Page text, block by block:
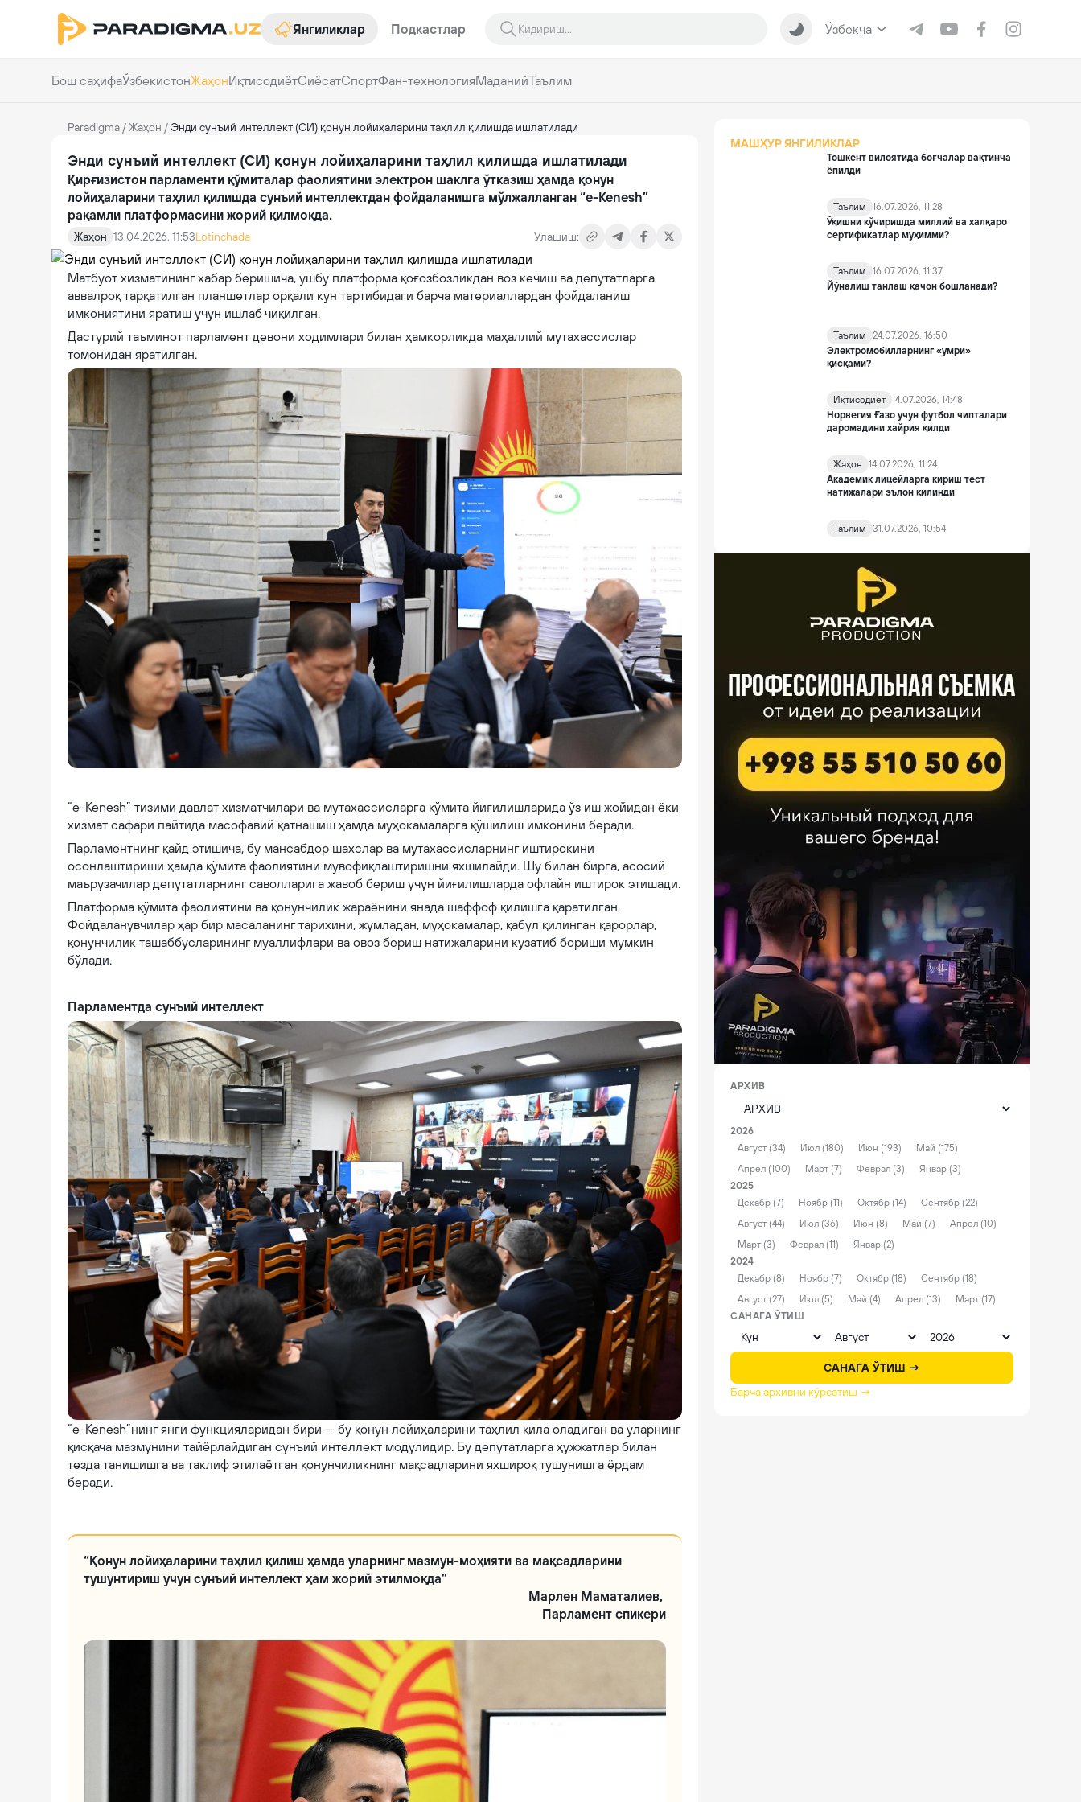
Янгиликлар Подкастлар Ўзбекча
Бош саҳифаЎзбекистонЖаҳонИқтисодиётСиёсатСпортФан-технологияМаданийТаълим
Paradigma /Жаҳон /Энди сунъий интеллект (СИ) қонун лойиҳаларини таҳлил қилишда ишлатилади
Энди сунъий интеллект (СИ) қонун лойиҳаларини таҳлил қилишда ишлатилади
Қирғизистон парламенти қўмиталар фаолиятини электрон шаклга ўтказиш ҳамда қонун
лойиҳаларини таҳлил қилишда сунъий интеллектдан фойдаланишга мўлжалланган “e-Kenesh”
рақамли платформасини жорий қилмоқда.
Жаҳон 13.04.2026, 11:53Lotinchada Улашиш:
Матбуот хизматининг хабар беришича, ушбу платформа қоғозбозликдан воз кечиш ва депутатларга
аввалроқ тарқатилган планшетлар орқали кун тартибидаги барча материаллардан фойдаланиш
имкониятини яратиш учун ишлаб чиқилган.
Дастурий таъминот парламент девони ходимлари билан ҳамкорликда маҳаллий мутахассислар
томонидан яратилган.
“e-Kenesh” тизими давлат хизматчилари ва мутахассисларга қўмита йиғилишларида ўз иш жойидан ёки
хизмат сафари пайтида масофавий қатнашиш ҳамда муҳокамаларга қўшилиш имконини беради.
Парламентнинг қайд этишича, бу мансабдор шахслар ва мутахассисларнинг иштирокини
осонлаштириши ҳамда қўмита фаолиятини мувофиқлаштиришни яхшилайди. Шу билан бирга, асосий
маърузачилар депутатларнинг саволларига жавоб бериш учун йиғилишларда офлайн иштирок этишади.
Платформа қўмита фаолиятини ва қонунчилик жараёнини янада шаффоф қилишга қаратилган.
Фойдаланувчилар ҳар бир масаланинг тарихини, жумладан, муҳокамалар, қабул қилинган қарорлар,
қонунчилик ташаббусларининг муаллифлари ва овоз бериш натижаларини кузатиб бориши мумкин
бўлади.
Парламентда сунъий интеллект
“e-Kenesh”нинг янги функцияларидан бири — бу қонун лойиҳаларини таҳлил қила оладиган ва уларнинг
қисқача мазмунини тайёрлайдиган сунъий интеллект модулидир. Бу депутатларга ҳужжатлар билан
тезда танишишга ва таклиф этилаётган қонунчиликнинг мақсадларини яхшироқ тушунишга ёрдам
беради.
“Қонун лойиҳаларини таҳлил қилиш ҳамда уларнинг мазмун-моҳияти ва мақсадларини
тушунтириш учун сунъий интеллект ҳам жорий этилмоқда”
Марлен Маматалиев,
Парламент спикери
МАШҲУР ЯНГИЛИКЛАР
Тошкент вилоятида боғчалар вақтинча
ёпилди
Таълим
16.07.2026, 11:28
Ўқишни кўчиришда миллий ва халқаро
сертификатлар муҳимми?
Таълим
16.07.2026, 11:37
Йўналиш танлаш қачон бошланади?
Таълим
24.07.2026, 16:50
Электромобилларнинг «умри»
қисқами?
Иқтисодиёт 14.07.2026, 14:48
Норвегия Ғазо учун футбол чипталари
даромадини хайрия қилди
Жаҳон
14.07.2026, 11:24
Академик лицейларга кириш тест
натижалари эълон қилинди
Таълим 31.07.2026, 10:54
АРХИВ
2026
Август (34)
Июл (180) Июн (193)
Май (175)
Апрел (100)
Март (7) Феврал (3)
Январ (3)
2025
Декабр (7)
Ноябр (11) Октябр (14)
Сентябр (22)
Август (44)
Июл (36) Июн (8) Май (7)
Апрел (10)
Март (3)
Феврал (11)
Январ (2)
2024
Декабр (8)
Ноябр (7) Октябр (18)
Сентябр (18)
Август (27)
Июл (5) Май (4) Апрел (13)
Март (17)
САНАГА ЎТИШ
САНАГА ЎТИШ →
Барча архивни кўрсатиш →